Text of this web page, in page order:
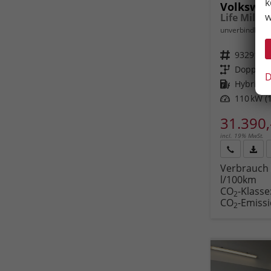
unverbindliche
Fahrzeugnr. 93291
Getriebe
Kraftstoff Hybrid
Leistung 110 kW
incl. 19% MwSt.
anfordern
l/100km
CO2-Klasse:
CO2-